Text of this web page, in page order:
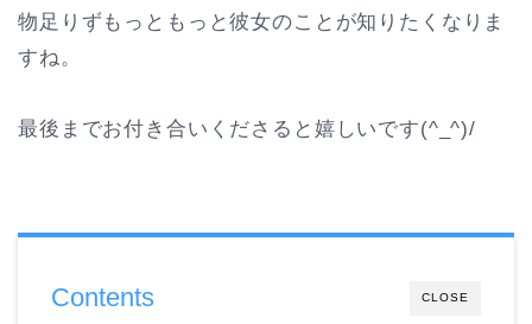
物足りずもっともっと彼女のことが知りたくなりま
すね。
最後までお付き合いくださると嬉しいです(^_^)/
CLOSE
Contents